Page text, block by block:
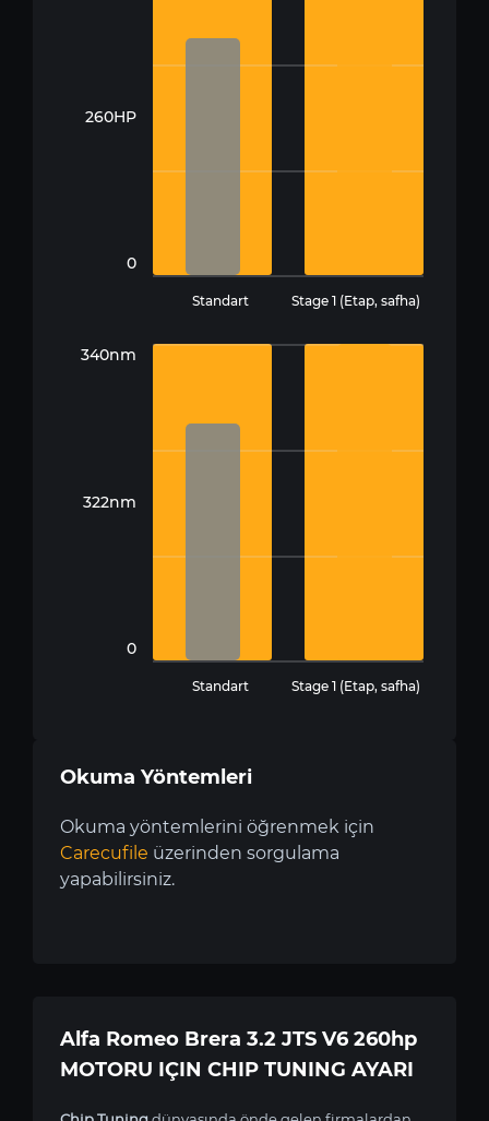
260HP
0
Standart Stage 1 (Etap, safha)
340nm
322nm
0
Standart Stage 1 (Etap, safha)
Okuma Yöntemleri
Okuma yöntemlerini öğrenmek için
Carecufile üzerinden sorgulama
yapabilirsiniz.
Alfa Romeo Brera 3.2 JTS V6 260hp
MOTORU IÇIN CHIP TUNING AYARI